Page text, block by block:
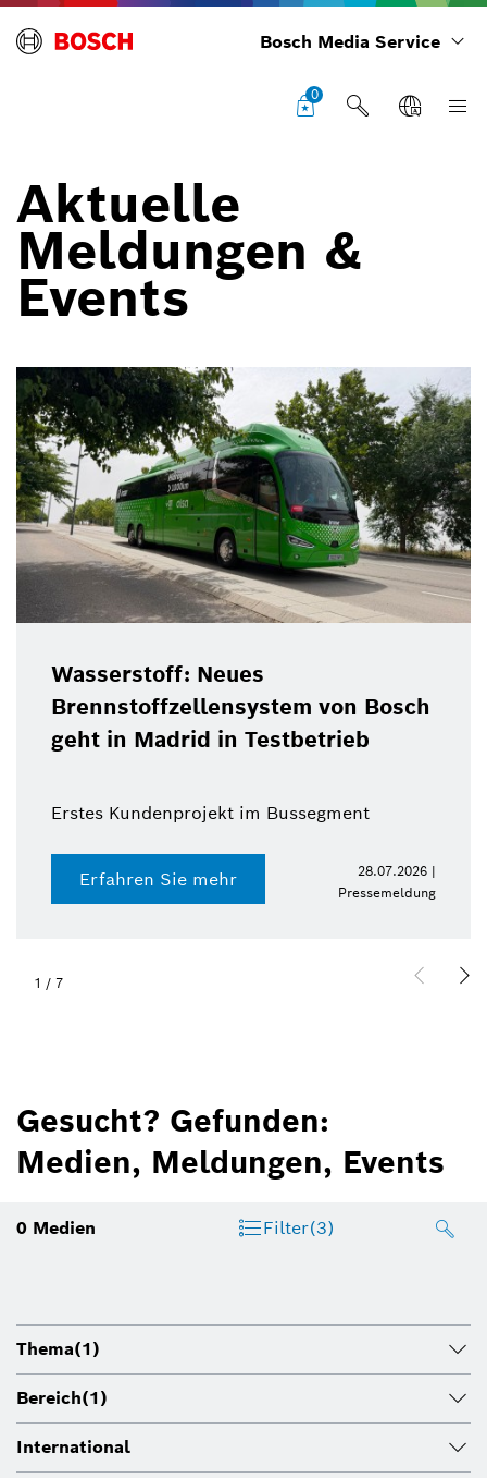
Bosch Media Service
0
Aktuelle
Meldungen &
Events
Wasserstoff: Neues
Brennstoffzellensystem von Bosch
geht in Madrid in Testbetrieb
Erstes Kundenprojekt im Bussegment
Erfahren Sie mehr
28.07.2026 |
Pressemeldung
1 / 7
Gesucht? Gefunden:
Medien, Meldungen, Events
0 Medien Filter(3)
Thema(1)
Bereich(1)
International